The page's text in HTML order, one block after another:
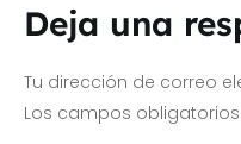
Deja una
Tu dirección de correo
Los campos